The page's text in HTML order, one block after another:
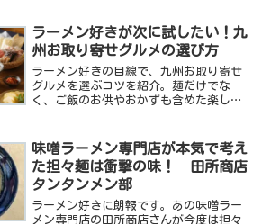
ラーメン好きが次に試したい！九
州お取り寄せグルメの選び方
ラーメン好きの目線で、九州お取り寄せ
グルメを選ぶコツを紹介。麺だけでな
く、ご飯のお供やおかずも含めた楽しみ
味噌ラーメン専門店が本気で考え
た担々麺は衝撃の味！ 田所商店
タンタンメン部
ラーメン好きに朗報です。あの味噌ラー
メン専門店の田所商店さんが今度は担々